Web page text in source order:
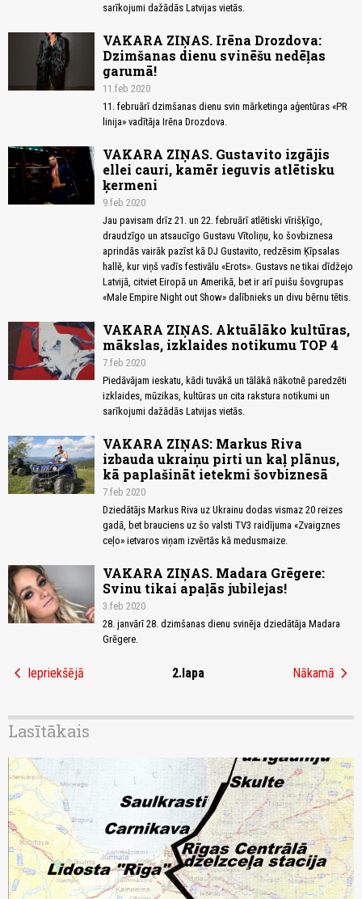
sarīkojumi dažādās Latvijas vietās.
VAKARA ZIŅAS. Irēna Drozdova:
Dzimšanas dienu svinēšu nedēļas
garumā!
11.feb 2020
11. februārī dzimšanas dienu svin mārketinga aģentūras «PR
linija» vadītāja Irēna Drozdova.
VAKARA ZIŅAS. Gustavito izgājis
ellei cauri, kamēr ieguvis atlētisku
ķermeni
9.feb 2020
Jau pavisam drīz 21. un 22. februārī atlētiski vīrišķīgo,
draudzīgo un atsaucīgo Gustavu Vītoliņu, ko šovbiznesa
aprindās vairāk pazīst kā DJ Gustavito, redzēsim Ķīpsalas
hallē, kur viņš vadīs festivālu «Erots». Gustavs ne tikai dīdžejo
Latvijā, citviet Eiropā un Amerikā, bet ir arī puišu šovgrupas
«Male Empire Night out Show» dalībnieks un divu bērnu tētis.
VAKARA ZIŅAS. Aktuālāko kultūras,
mākslas, izklaides notikumu TOP 4
7.feb 2020
Piedāvājam ieskatu, kādi tuvākā un tālākā nākotnē paredzēti
izklaides, mūzikas, kultūras un cita rakstura notikumi un
sarīkojumi dažādās Latvijas vietās.
VAKARA ZIŅAS: Markus Riva
izbauda ukraiņu pirti un kaļ plānus,
kā paplašināt ietekmi šovbiznesā
7.feb 2020
Dziedātājs Markus Riva uz Ukrainu dodas vismaz 20 reizes
gadā, bet brauciens uz šo valsti TV3 raidījuma «Zvaigznes
ceļo» ietvaros viņam izvērtās kā medusmaize.
VAKARA ZIŅAS. Madara Grēgere:
Svinu tikai apaļās jubilejas!
3.feb 2020
28. janvārī 28. dzimšanas dienu svinēja dziedātāja Madara
Grēgere.
chevron_left Iepriekšējā 2.lapa Nākamā chevron_right
Lasītākais